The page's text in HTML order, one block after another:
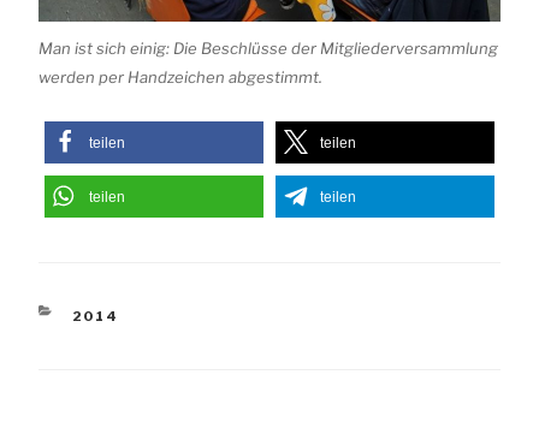
Man ist sich einig: Die Beschlüsse der Mitgliederversammlung
werden per Handzeichen abgestimmt.
teilen teilen
teilen teilen
KATEGORIEN
2014